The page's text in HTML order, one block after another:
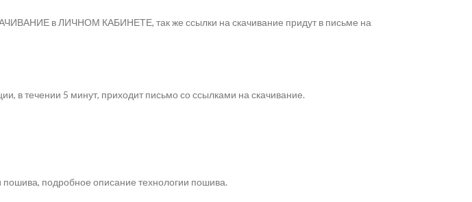
в ЛИЧНОМ КАБИНЕТЕ, так же ссылки на скачивание придут в письме на
в течении 5 минут, приходит письмо со ссылками на скачивание.
подробное описание технологии пошива.